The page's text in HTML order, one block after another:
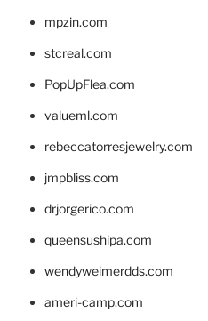
mpzin.com
stcreal.com
PopUpFlea.com
valueml.com
rebeccatorresjewelry.com
jmpbliss.com
drjorgerico.com
queensushipa.com
wendyweimerdds.com
ameri-camp.com